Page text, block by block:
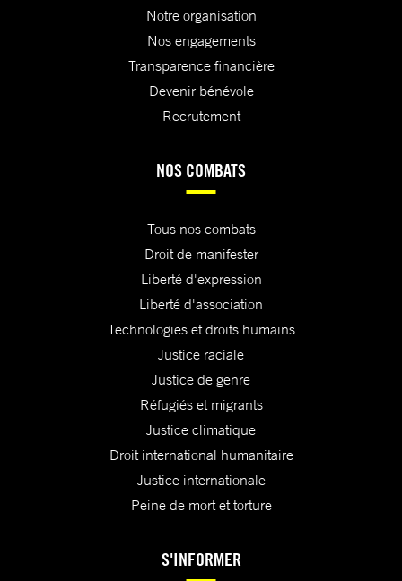
Notre organisation
Nos engagements
Transparence financière
Devenir bénévole
Recrutement
NOS COMBATS
Tous nos combats
Droit de manifester
Liberté d'expression
Liberté d'association
Technologies et droits humains
Justice raciale
Justice de genre
Réfugiés et migrants
Justice climatique
Droit international humanitaire
Justice internationale
Peine de mort et torture
S'INFORMER